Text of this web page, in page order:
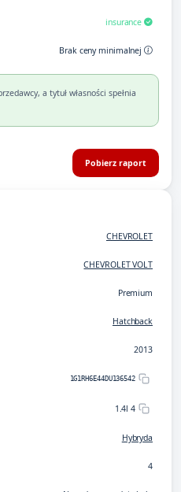
insurance
Brak ceny minimalnej
a tytuł własności spełnia
Pobierz raport
CHEVROLET
CHEVROLET VOLT
Premium
Hatchback
2013
1G1RH6E44DU136542
1.4l 4
Hybryda
4